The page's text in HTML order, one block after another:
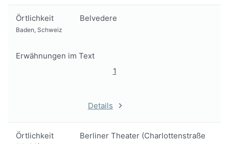
Örtlichkeit Belvedere
Baden, Schweiz
Erwähnungen im Text
1
Details
Örtlichkeit
Berliner Theater (Charlottenstraße